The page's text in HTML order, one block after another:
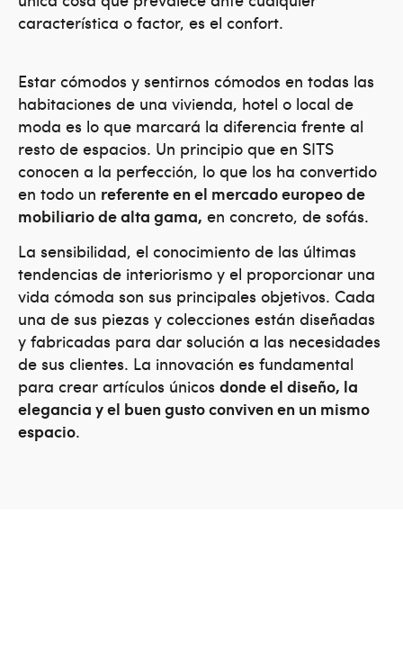
característica o factor, es el confort.
Estar cómodos y sentirnos cómodos en todas las
habitaciones de una vivienda, hotel o local de
moda es lo que marcará la diferencia frente al
resto de espacios. Un principio que en SITS
conocen a la perfección, lo que los ha convertido
en todo un referente en el mercado europeo de
mobiliario de alta gama, en concreto, de sofás.
La sensibilidad, el conocimiento de las últimas
tendencias de interiorismo y el proporcionar una
vida cómoda son sus principales objetivos. Cada
una de sus piezas y colecciones están diseñadas
y fabricadas para dar solución a las necesidades
de sus clientes. La innovación es fundamental
para crear artículos únicos donde el diseño, la
elegancia y el buen gusto conviven en un mismo
espacio.